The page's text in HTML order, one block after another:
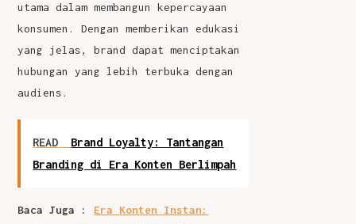
utama dalam membangun kepercayaan
konsumen.Dengan memberikan edukasi
yang jelas, brand dapat menciptakan
hubungan yang lebih terbuka dengan
audiens.
READ
Brand Loyalty: Tantangan
Branding di Era Konten Berlimpah
Baca Juga : Era Konten Instan: